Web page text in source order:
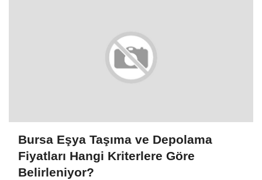
Bursa Eşya Taşıma ve Depolama
Fiyatları Hangi Kriterlere Göre
Belirleniyor?